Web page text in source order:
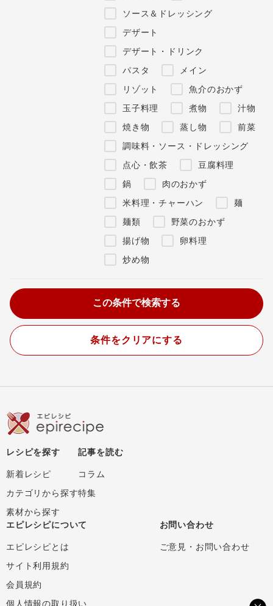
ソース＆ドレッシング
デザート
デザート・ドリンク
パスタ
メイン
リゾット
魚介のおかず
玉子料理
煮物
汁物
焼き物
蒸し物
前菜
調味料・ソース・ドレッシング
点心・飲茶
豆腐料理
鍋
肉のおかず
米料理・チャーハン
麺
麺類
野菜のおかず
揚げ物
卵料理
炒め物
条件をクリアにする
レシピを探す
新着レシピ
カテゴリから探す
素材から探す
記事を読む
コラム
特集
エピレシピについて
エピレシピとは
サイト利用規約
会員規約
個人情報の取り扱い
お問い合わせ
ご意見・お問い合わせ